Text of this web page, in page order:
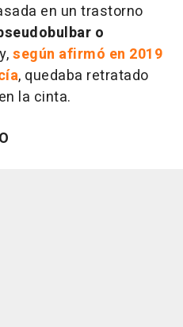
en un trastorno
o
y,según afirmó en 2019
, quedaba retratado
la cinta.